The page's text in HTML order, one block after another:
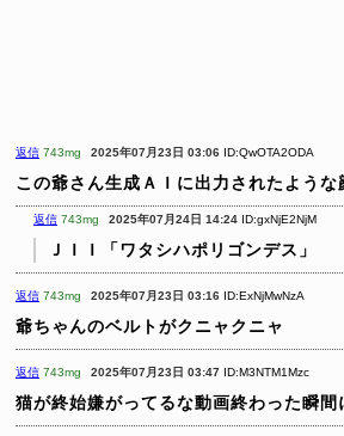
返信 743mg 2025年07月23日 03:06 ID:QwOTA2ODA
この爺さん生成ＡＩに出力されたような
返信 743mg 2025年07月24日 14:24 ID:gxNjE2NjM
ＪＩＩ「ワタシハポリゴンデス」
返信 743mg 2025年07月23日 03:16 ID:ExNjMwNzA
爺ちゃんのベルトがクニャクニャ
返信 743mg 2025年07月23日 03:47 ID:M3NTM1Mzc
猫が終始嫌がってるな動画終わった瞬間